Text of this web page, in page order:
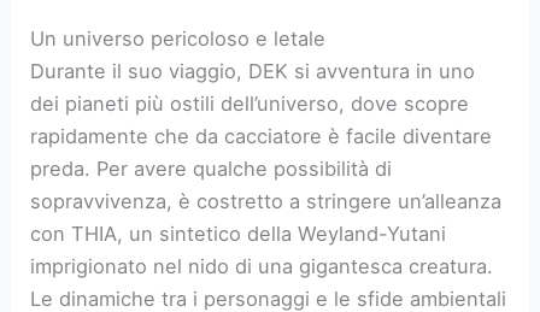
Un universo pericoloso e letale
Durante il suo viaggio, DEK si avventura in uno
dei pianeti più ostili dell’universo, dove scopre
rapidamente che da cacciatore è facile diventare
preda. Per avere qualche possibilità di
sopravvivenza, è costretto a stringere un’alleanza
con THIA, un sintetico della Weyland-Yutani
imprigionato nel nido di una gigantesca creatura.
Le dinamiche tra i personaggi e le sfide ambientali